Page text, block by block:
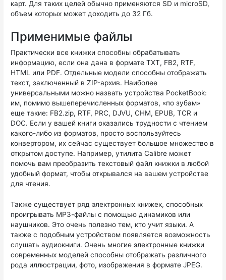
карт. Для таких целей обычно применяются SD и microSD,
объем которых может доходить до 32 Гб.
Применимые файлы
Практически все книжки способны обрабатывать
информацию, если она дана в формате TXT, FB2, RTF,
HTML или PDF. Отдельные модели способны отображать
текст, заключенный в ZIP-архив. Наиболее
универсальными можно назвать устройства PocketBook:
им, помимо вышеперечисленных форматов, «по зубам»
еще такие: FB2.zip, RTF, PRC, DJVU, CHM, EPUВ, TCR и
DOC. Если у вашей книги оказались трудности с чтением
какого-либо из форматов, просто воспользуйтесь
конвертором, их сейчас существует большое множество в
открытом доступе. Например, утилита Calibre может
помочь вам преобразить текстовый файл книжки в любой
удобный формат, чтобы открывался на вашем устройстве
для чтения.
Также существует ряд электронных книжек, способных
проигрывать МР3-файлы с помощью динамиков или
наушников. Это очень полезно тем, кто учит языки. А
также с подобным устройством появляется возможность
слушать аудиокниги. Очень многие электронные книжки
современных моделей способны отображать различного
рода иллюстрации, фото, изображения в формате JPEG.